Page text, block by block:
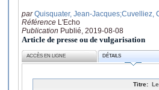
parQuisquater, Jean-Jacques;Cuvelliez,
Référence L'Echo
Publication Publié, 2019-08-08
Article de presse ou de vulgarisation
ACCÈS EN LIGNE DÉTAILS
Titre: